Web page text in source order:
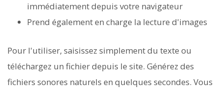
immédiatement depuis votre navigateur
Prend également en charge la lecture d'images
Pour l'utiliser, saisissez simplement du texte ou
téléchargez un fichier depuis le site. Générez des
fichiers sonores naturels en quelques secondes. Vous